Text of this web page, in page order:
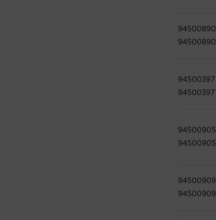
94500890
94500890
94500397
94500397
94500905
94500905
94500909
94500909